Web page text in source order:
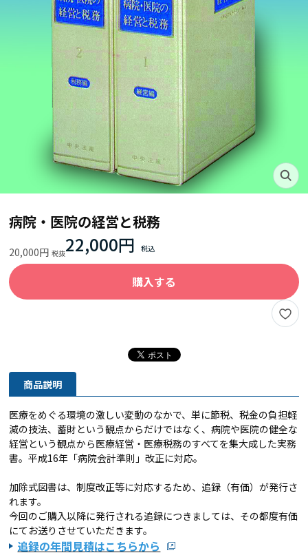
病院・医院の経営と税務
20,000円 22,000円
購入する
商品説明
医療をめぐる環境の激しい変動のなかで、単に節税、税金の負担軽
減の技法、蓄財という観点からだけではなく、病院や医院の健全な
経営という観点から医療経営・医療税務のすべてを集大成した実務
書。平成16年「病院会計準則」改正に対応。
加除式図書は、制度改正等に対応するため、追録（有価）が発行さ
れます。
今回のご購入以降に発行される追録につきましては、 その都度有価
にてお送りさせていただきます。
追録の年間見積はこちらから